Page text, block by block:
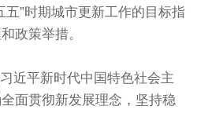
五”时期城市更新工作的目标指
政策举措。
近平新时代中国特色社会主
面贯彻新发展理念，坚持稳